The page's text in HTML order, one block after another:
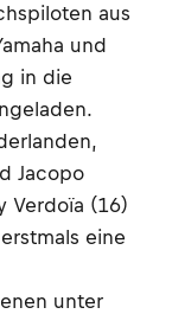
aus
und
in die
Jacopo
Verdoïa (16)
eine
unter